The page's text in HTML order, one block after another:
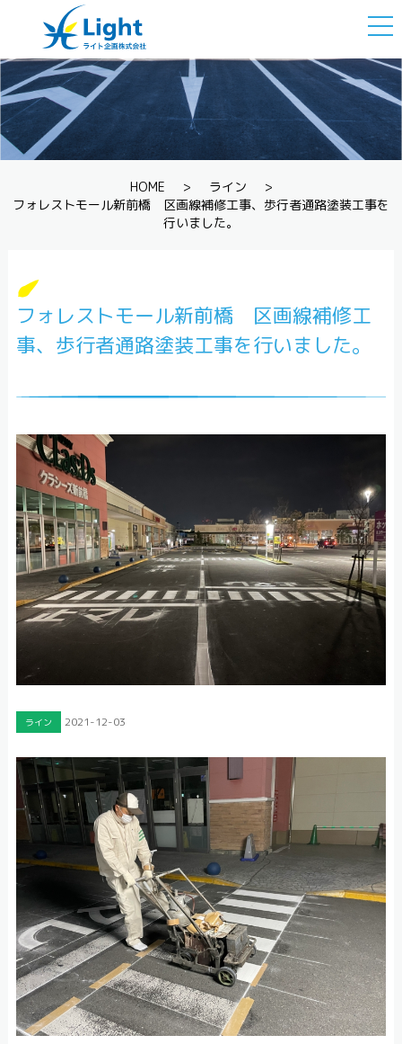
HOME > ライン
>
フォレストモール新前橋 区画線補修工事、歩行者通路塗装工事を
行いました。
フォレストモール新前橋 区画線補修工
事、歩行者通路塗装工事を行いました。
ライン 2021-12-03